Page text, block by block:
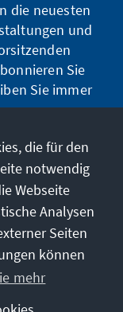
die neuesten
und
Sie
Sie immer
die für den
notwendig
Webseite
Analysen
Seiten
können
mehr